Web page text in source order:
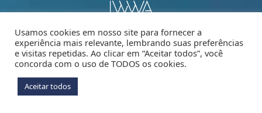
Usamos cookies em nosso site para fornecer a
experiência mais relevante, lembrando suas preferências
e visitas repetidas. Ao clicar em “Aceitar todos”, você
concorda com o uso de TODOS os cookies.
Aceitar todos